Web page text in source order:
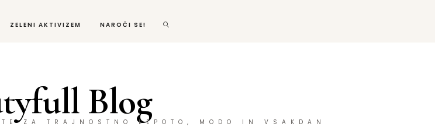
ZELENI AKTIVIZEM NAROČI SE!
Blog
ZA TRAJNOSTNO LEPOTO, MODO IN VSAKDAN